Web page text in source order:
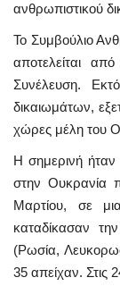
ανθρωπιστικού
Το Συμβούλιο
αποτελείται
Συνέλευση.
δικαιωμάτων,
χώρες μέλη του
Η σημερινή
στην Ουκρανία
Μαρτίου, σε
καταδίκασαν
(Ρωσία,
35 απείχαν. Στις